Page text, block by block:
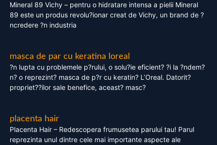
Mineral 89 Vichy – pentru o hidratare intensa a pielii Mineral
89 este un produs revolu?ionar creat de Vichy, un brand de ?
ncredere ?n industria
masca de par cu keratina loreal
?n lupta cu problemele p?rului, o solu?ie eficient? ?i la ?ndem?
n? o reprezint? masca de p?r cu keratin? L’Oreal. Datorit?
propriet??ilor sale benefice, aceast? masc?
placenta hair
Placenta Hair – Redescopera frumusetea parului tau! Parul
reprezinta unul dintre cele mai importante aspecte ale